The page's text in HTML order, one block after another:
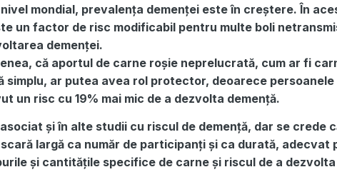
mondial, prevalența demenței este în creștere. În
un factor de risc modificabil pentru multe boli
demenței.
că aportul de carne roșie neprelucrată, cum ar fi
simplu, ar putea avea rol protector, deoarece
un risc cu 19% mai mic de a dezvolta demență.
și în alte studii cu riscul de demență, dar se crede
largă ca număr de participanți și ca durată, adecvat
și cantitățile specifice de carne și riscul de a dezvolta